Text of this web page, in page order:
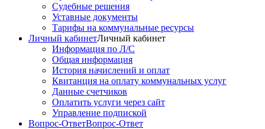
Судебные решения
Уставные документы
Тарифы на коммунальные ресурсы
Личный кабинетЛичный кабинет
Информация по Л/С
Общая информация
История начислений и оплат
Квитанция на оплату коммунальных услуг
Данные счетчиков
Оплатить услуги через сайт
Управление подпиской
Вопрос-ОтветВопрос-Ответ